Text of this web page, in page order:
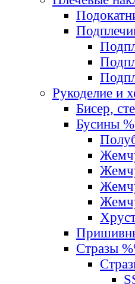
Рукоделие и
Бисер,
Бусины
Стразы